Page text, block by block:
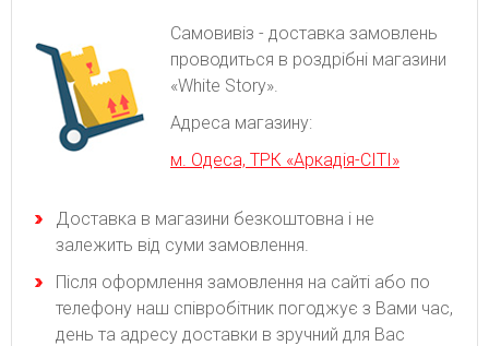
Самовивіз - доставка замовлень
проводиться в роздрібні магазини
«White Story».
Адреса магазину:
м. Одеса, ТРК «Аркадія-СІТІ»
Доставка в магазини безкоштовна і не
залежить від суми замовлення.
Після оформлення замовлення на сайті або по
телефону наш співробітник погоджує з Вами час,
день та адресу доставки в зручний для Вас